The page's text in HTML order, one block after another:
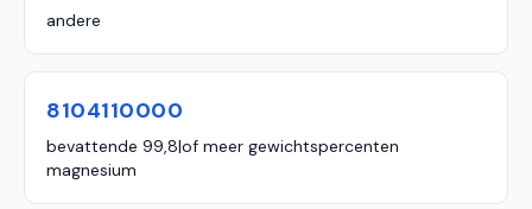
andere
8104110000
bevattende 99,8|of meer gewichtspercenten
magnesium